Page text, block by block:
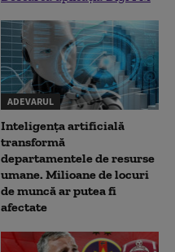
ADEVARUL
Inteligența artificială
transformă
departamentele de resurse
umane. Milioane de locuri
de muncă ar putea fi
afectate